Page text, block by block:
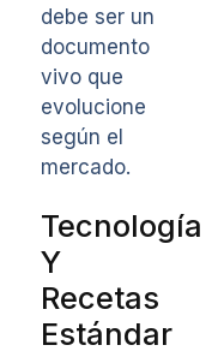
debe ser un
documento
vivo que
evolucione
según el
mercado.
Tecnología
Y
Recetas
Estándar